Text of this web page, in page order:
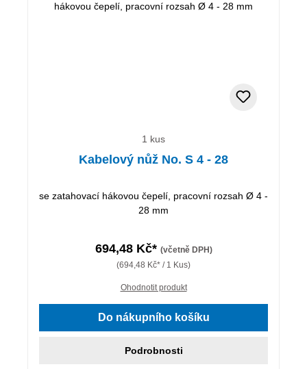
1 kus
Kabelový nůž No. S 4 - 28
se zatahovací hákovou čepelí, pracovní rozsah Ø 4 -
28 mm
694,48 Kč* (včetně DPH)
(694,48 Kč* / 1 Kus)
Ohodnotit produkt
Do nákupního košíku
Podrobnosti